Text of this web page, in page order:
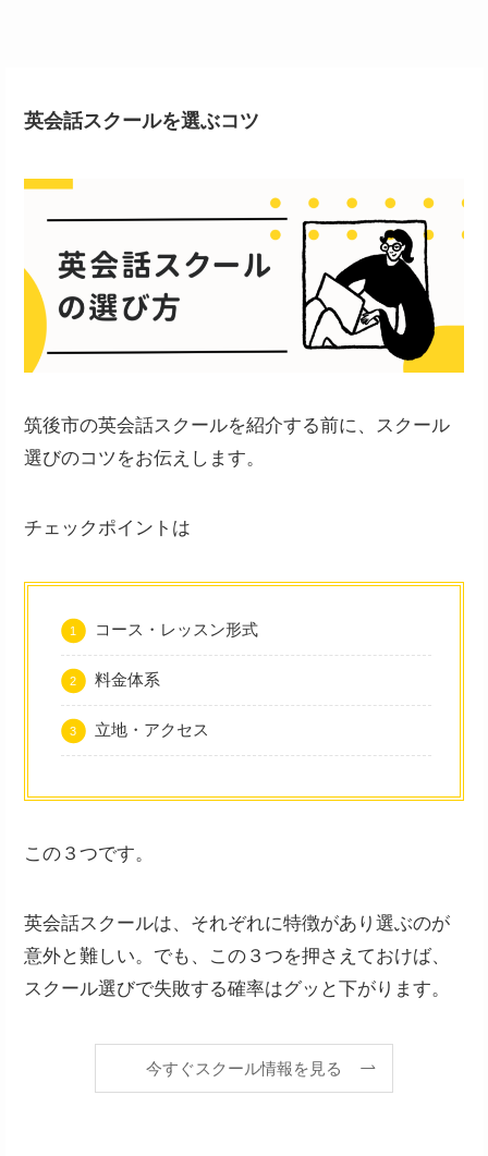
英会話スクールを選ぶコツ
筑後市の英会話スクールを紹介する前に、スクール
選びのコツをお伝えします。
チェックポイントは
コース・レッスン形式
料金体系
立地・アクセス
この３つです。
英会話スクールは、それぞれに特徴があり選ぶのが
意外と難しい。でも、この３つを押さえておけば、
スクール選びで失敗する確率はグッと下がります。
今すぐスクール情報を見る